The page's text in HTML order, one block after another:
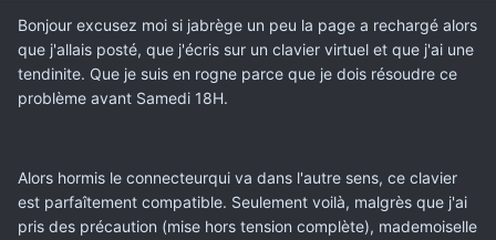
Bonjour excusez moi si jabrège un peu la page a rechargé alors
que j'allais posté, que j'écris sur un clavier virtuel et que j'ai une
tendinite. Que je suis en rogne parce que je dois résoudre ce
problème avant Samedi 18H.
Alors hormis le connecteurqui va dans l'autre sens, ce clavier
est parfaîtement compatible. Seulement voilà, malgrès que j'ai
pris des précaution (mise hors tension complète), mademoiselle